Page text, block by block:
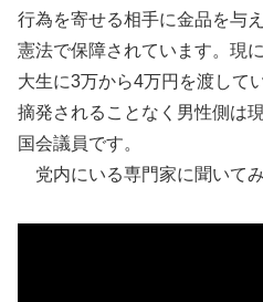
行為を寄せる相手に金品を与
憲法で保障されています。現
大生に3万から4万円を渡して
摘発されることなく男性側は
国会議員です。
党内にいる専門家に聞いて